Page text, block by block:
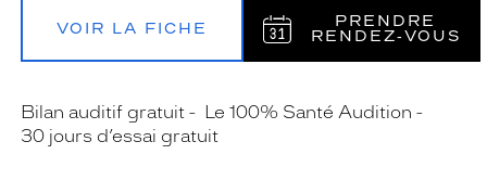
VOIR LA FICHE
PRENDRE
RENDEZ‑VOUS
Bilan auditif gratuit
Le 100% Santé Audition
30 jours d’essai gratuit